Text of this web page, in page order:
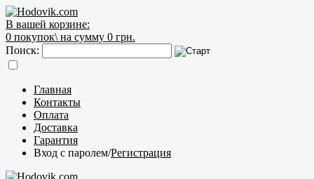
В вашей корзине:
0 покупок\ на сумму 0 грн.
Поиск:
Главная
Контакты
Оплата
Доставка
Гарантия
Вход с паролем/Регистрация